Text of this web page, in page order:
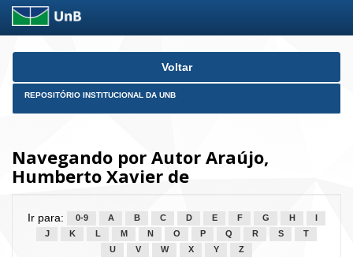
Skip
Voltar
REPOSITÓRIO INSTITUCIONAL DA UNB
Navegando por Autor Araújo,
Humberto Xavier de
Ir para: 0-9 A B C D E F G H
J
K L M N O P Q R S
T
U
V W X Y Z